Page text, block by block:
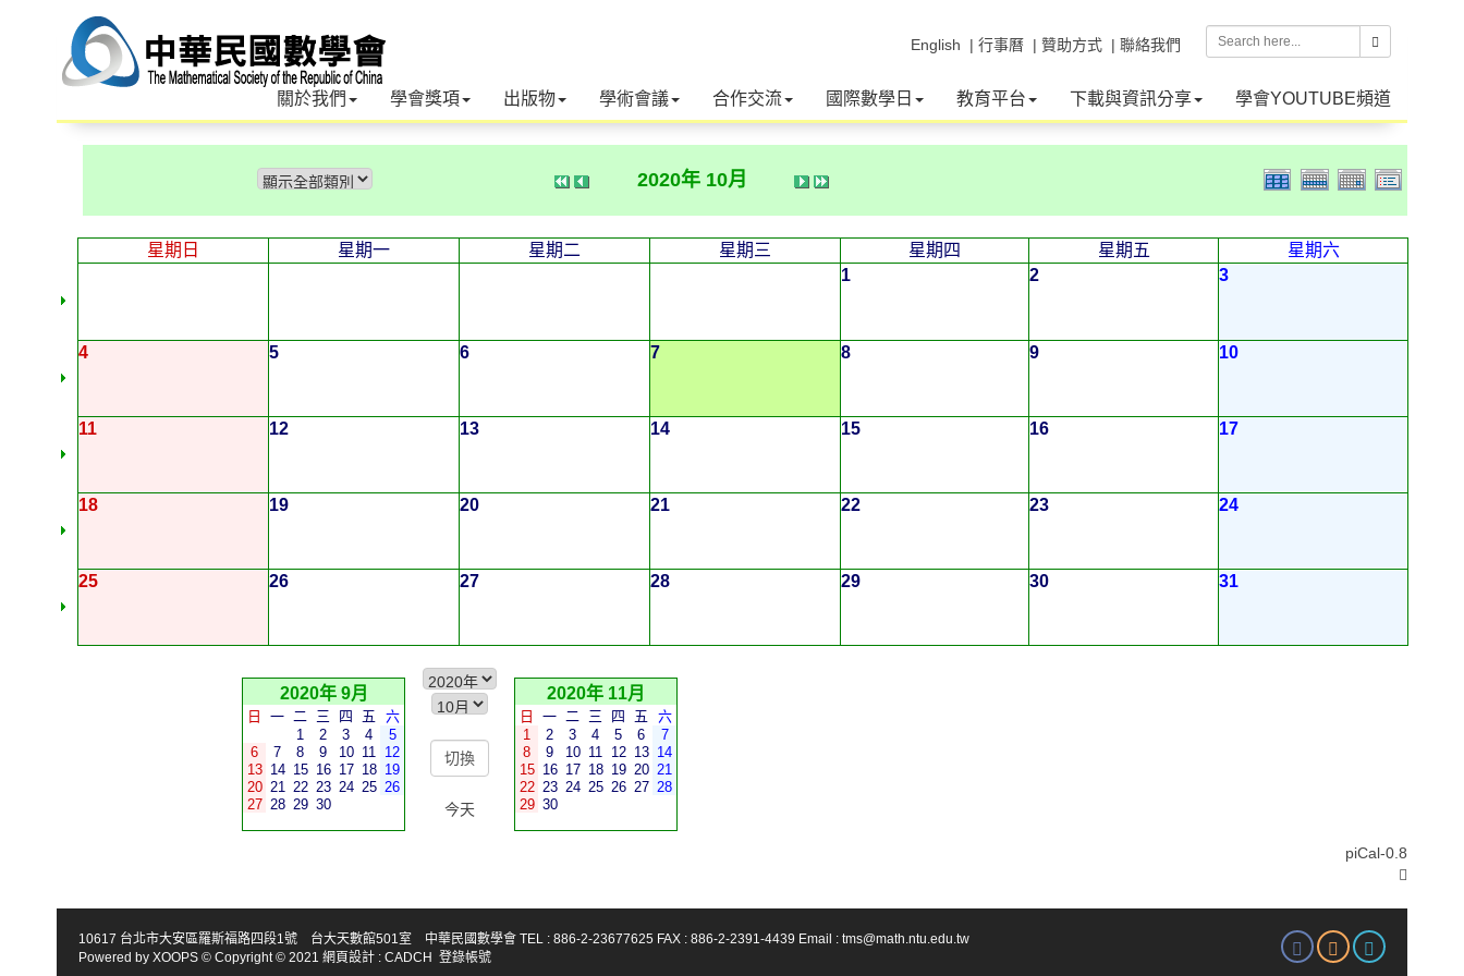
| 聯絡我們
| 贊助方式
| 行事曆
English
關於我們 學會獎項 出版物 學術會議 合作交流 國際數學日 教育平台 下載與資訊分享 學會YOUTUBE頻道
2020年 10月
星期日 星期一 星期二 星期三 星期四 星期五
星期六
1
2 3
4 5 6 7 8 9 10
11 12 13 14 15 16 17
18 19 20 21 22 23 24
25 26 27 28 29 30 31
2020年 9月
日 一 二 三 四 五
六
1
2 3 4
5
6
7 8 9 10 11 12
13 14 15 16 17 18 19
20 21 22 23 24 25 26
27 28 29 30 今天
2020年 11月
日 一 二 三 四 五
六
1
2 3 4 5 6
7
8
9 10 11 12 13 14
15 16 17 18 19 20 21
22 23 24 25 26 27 28
29 30
piCal-0.8
10617 台北市大安區羅斯福路四段1號 台大天數館501室 中華民國數學會 TEL : 886-2-23677625 FAX : 886-2-2391-4439 Email : tms@math.ntu.edu.tw
Powered by XOOPS © Copyright © 2021 網頁設計 : CADCH 登錄帳號